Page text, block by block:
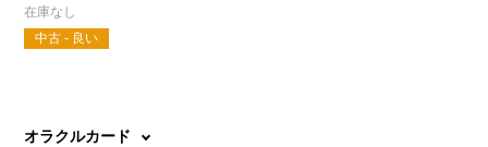
中古 - 良い
オラクルカード